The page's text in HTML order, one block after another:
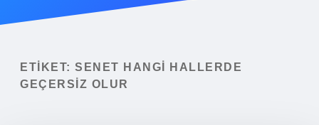
Yasal Uyarı
ETIKET: SENET HANGI HALLERDE
GEÇERSIZ OLUR